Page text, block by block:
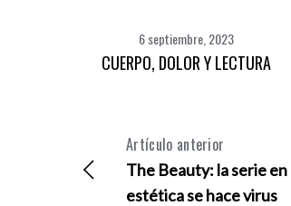
6 septiembre, 2023
CUERPO, DOLOR Y LECTURA
Artículo anterior
The Beauty: la serie en
estética se hace virus